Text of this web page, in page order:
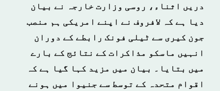
دریں اثناء، روسی وزارت خارجہ نے بیان
دیا ہے کہ لافروف نے اپنے امریکی ہم منصب
جون کیری سے ٹیلی فونک رابطے کے دوران
انہیں ماسکو مذاکرات کے نتائج کے بارے
میں بتایا۔ بیان میں مزید کہا گیا ہے کہ
اقوام متحدہ کے توسط سے جنیوا میں ہونے